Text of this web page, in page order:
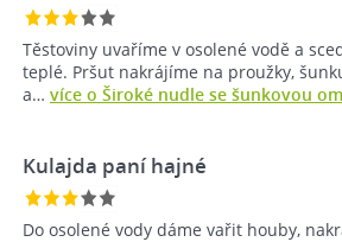
Těstoviny uvaříme v osolené vodě a
teplé. Pršut nakrájíme na proužky,
a… více o Široké nudle se šunkovou
Kulajda paní hajné
Do osolené vody dáme vařit houby,